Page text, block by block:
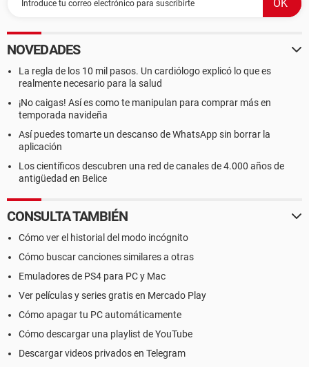
NOVEDADES
La regla de los 10 mil pasos. Un cardiólogo explicó lo que es
realmente necesario para la salud
¡No caigas! Así es como te manipulan para comprar más en
temporada navideña
Así puedes tomarte un descanso de WhatsApp sin borrar la
aplicación
Los científicos descubren una red de canales de 4.000 años de
antigüedad en Belice
CONSULTA TAMBIÉN
Cómo ver el historial del modo incógnito
Cómo buscar canciones similares a otras
Emuladores de PS4 para PC y Mac
Ver películas y series gratis en Mercado Play
Cómo apagar tu PC automáticamente
Cómo descargar una playlist de YouTube
Descargar videos privados en Telegram